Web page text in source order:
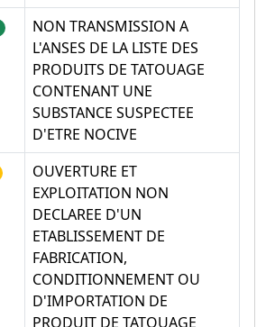
NON TRANSMISSION A
L'ANSES DE LA LISTE DES
PRODUITS DE TATOUAGE
CONTENANT UNE
SUBSTANCE SUSPECTEE
D'ETRE NOCIVE
OUVERTURE ET
EXPLOITATION NON
DECLAREE D'UN
ETABLISSEMENT DE
FABRICATION,
CONDITIONNEMENT OU
D'IMPORTATION DE
PRODUIT DE TATOUAGE